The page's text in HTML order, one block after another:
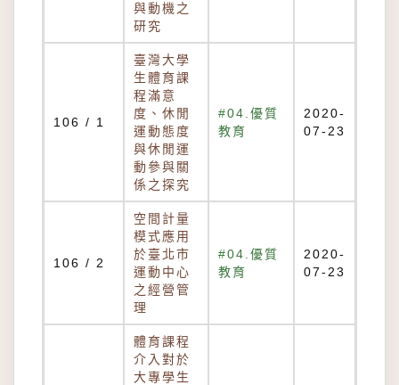
與動機之
研究
106 / 1
臺灣大學
生體育課
程滿意
度、休閒
運動態度
與休閒運
動參與關
係之探究
#04.優質
教育
2020-
07-23
106 / 2
空間計量
模式應用
於臺北市
運動中心
之經營管
理
#04.優質
教育
2020-
07-23
體育課程
介入對於
大專學生